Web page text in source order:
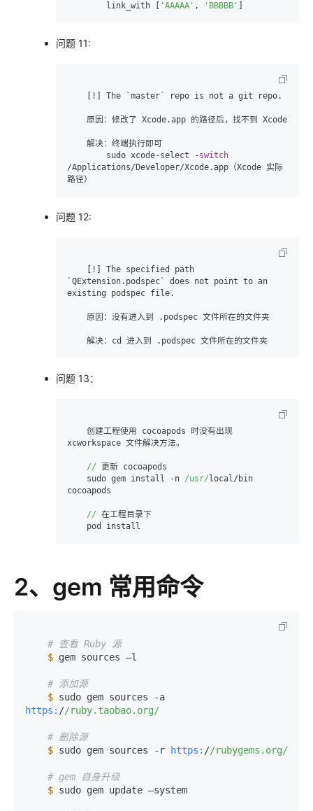
        link_with [
'AAAAA' , 'BBBBB'
问题 11:
        sudo xcode-select -
switch
/Applications/Developer/Xcode.app（Xcode 实际
路径）
问题 12:
`QExtension.podspec` does not point to an
existing podspec file.
    解决：cd 进入到 .podspec 文件所在的文件夹
问题 13：
xcworkspace 文件解决方法。
// 更新 cocoapods
    sudo gem install -n
/usr/ local/bin
cocoapods
// 在工程目录下
    pod install
2、gem 常用命令
# 查看 Ruby 源
$ gem sources –l
# 添加源
$
https: //ruby.taobao.org/
# 删除源
$ sudo gem sources -r https: //rubygems.org/
# gem 自身升级
$ sudo gem update –system